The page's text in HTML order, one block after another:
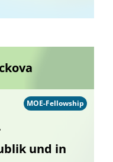
und in
MOE-Fellowship